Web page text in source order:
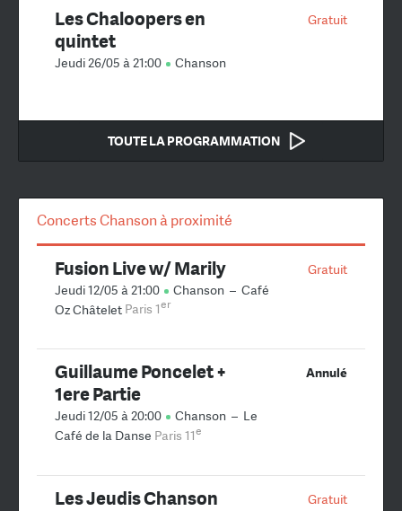
Gratuit
Les Chaloopers en
quintet
Jeudi 26/05 à 21:00 Chanson
TOUTE LA PROGRAMMATION
Concerts Chanson à proximité
Gratuit
Fusion Live w/ Marily
Jeudi 12/05 à 21:00 Chanson – Café
Oz Châtelet Paris 1er
Annulé
Guillaume Poncelet +
1ere Partie
Jeudi 12/05 à 20:00 Chanson – Le
Café de la Danse Paris 11e
Gratuit
Les Jeudis Chanson